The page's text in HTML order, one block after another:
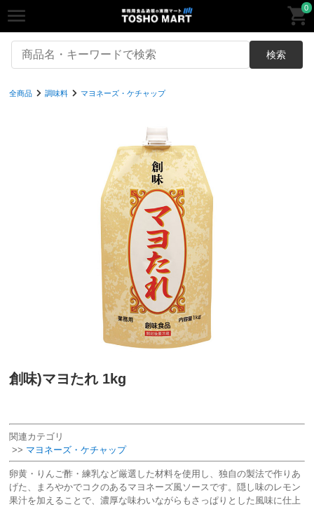
0
検索
全商品 調味料 マヨネーズ・ケチャップ
創味)マヨたれ 1kg
関連カテゴリ
>> マヨネーズ・ケチャップ
卵黄・りんご酢・練乳など厳選した材料を使用し、独自の製法で作りあ
げた、まろやかでコクのあるマヨネーズ風ソースです。隠し味のレモン
果汁を加えることで、濃厚な味わいながらもさっぱりとした風味に仕上